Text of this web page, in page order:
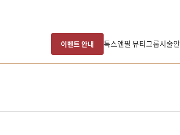
이벤트 안내 톡스앤필 뷰티그룹시술